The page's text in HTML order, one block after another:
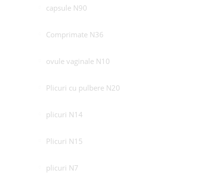
capsule N90
Comprimate N36
ovule vaginale N10
Plicuri cu pulbere N20
plicuri N14
Plicuri N15
plicuri N7